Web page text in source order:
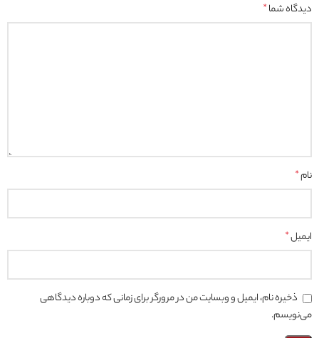
دیدگاه شما*
نام*
ایمیل*
ذخیره نام، ایمیل و وبسایت من در مرورگر برای زمانی که دوباره دیدگاهی
می‌نویسم.